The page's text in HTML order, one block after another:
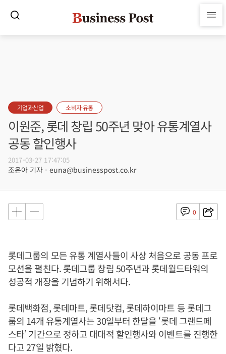
기업과산업 소비자·유통
이원준, 롯데 창립 50주년 맞아 유통계열사
공동 할인행사
2017-03-27 17:47:05
조은아 기자 - euna@businesspost.co.kr
0
롯데그룹의 모든 유통 계열사들이 사상 처음으로 공동 프로
모션을 펼친다. 롯데그룹 창립 50주년과 롯데월드타워의
성공적 개장을 기념하기 위해서다.
롯데백화점, 롯데마트, 롯데닷컴, 롯데하이마트 등 롯데그
룹의 14개 유통계열사는 30일부터 한달을 ‘롯데 그랜드페
스타’ 기간으로 정하고 대대적 할인행사와 이벤트를 진행한
다고 27일 밝혔다.